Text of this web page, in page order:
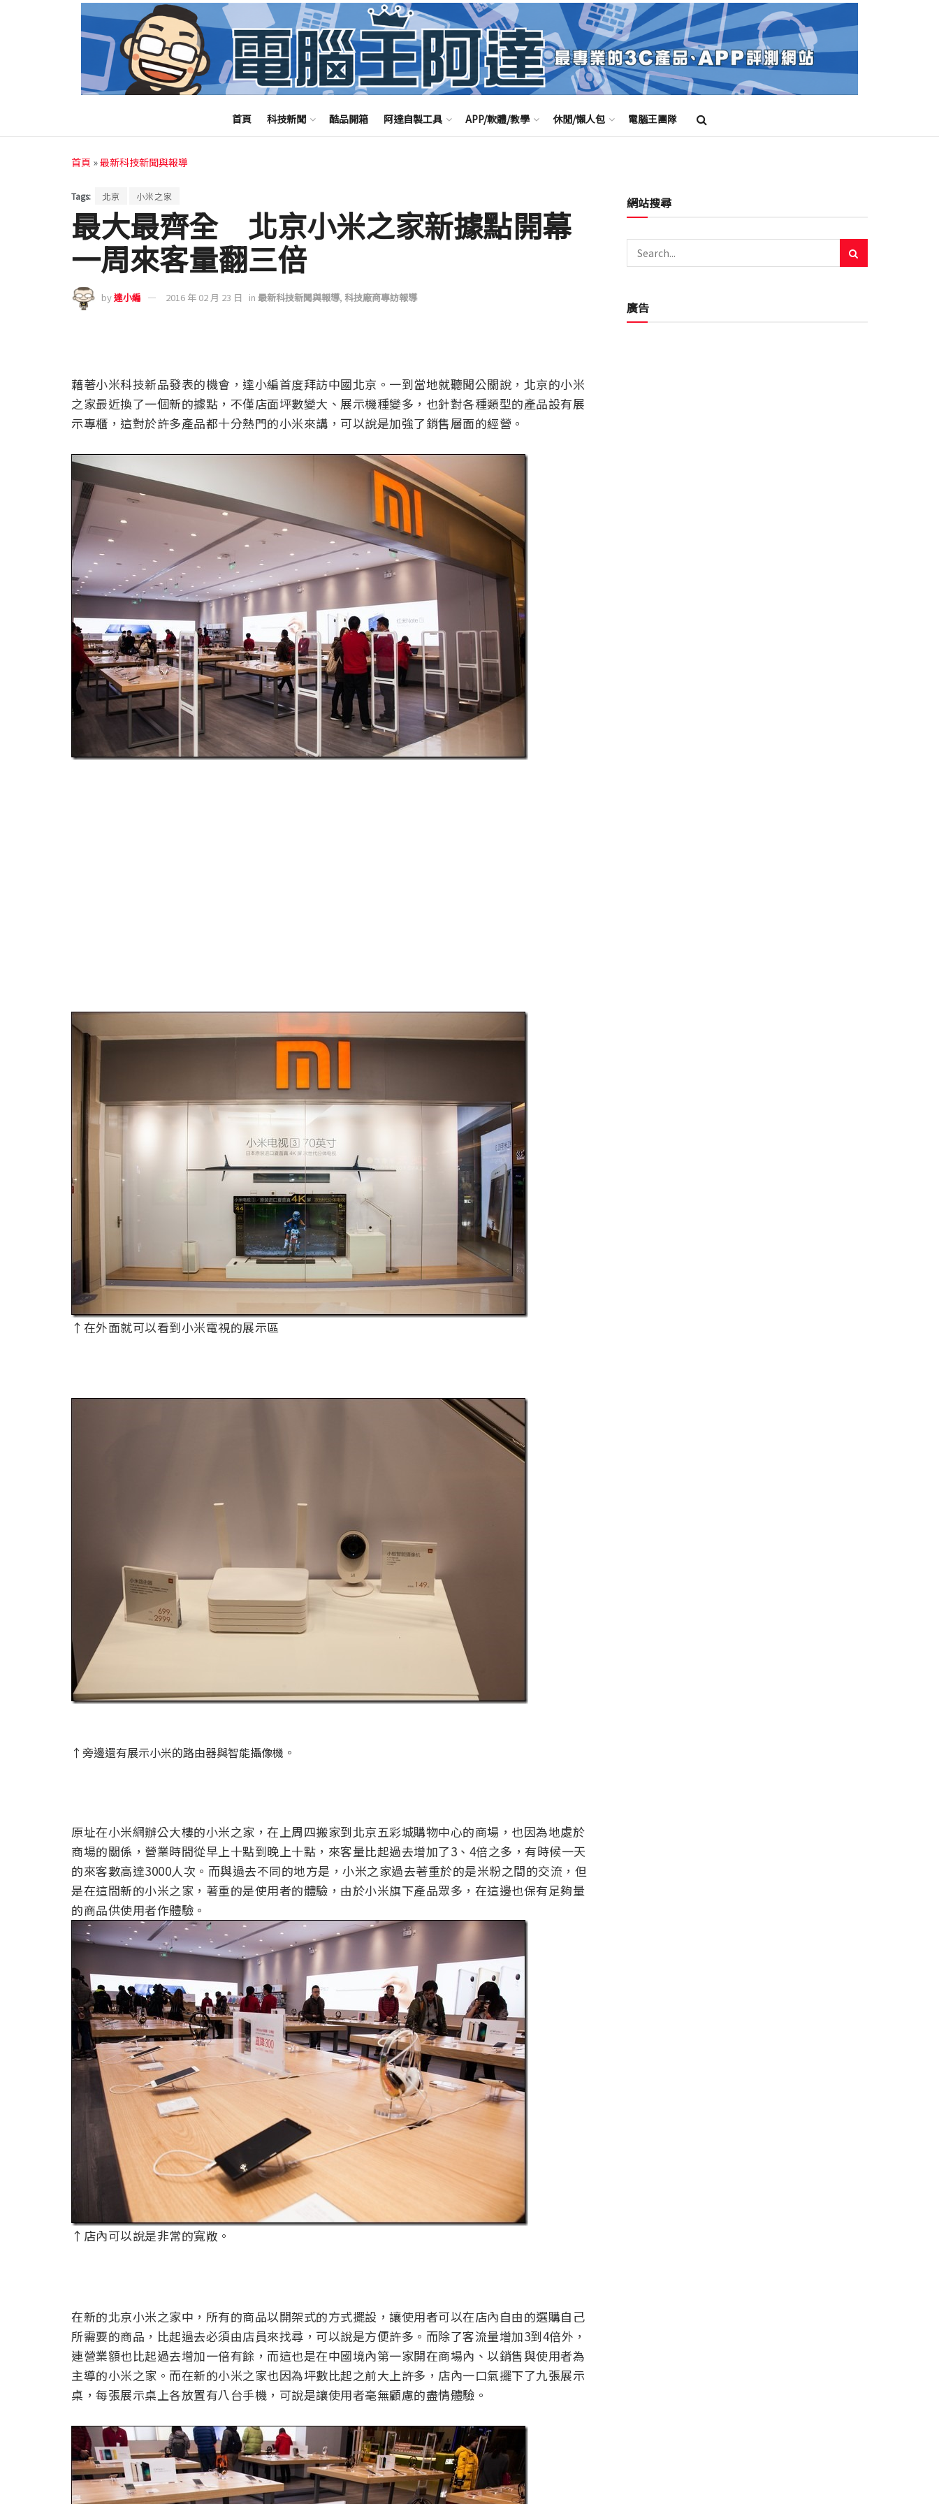
首頁 科技新聞 酷品開箱 阿達自製工具 APP/軟體/教學 休閒/懶人包 電腦王團隊
首頁 »最新科技新聞與報導
Tags: 北京 小米之家
最大最齊全 北京小米之家新據點開幕
一周來客量翻三倍
by達小編 2016 年 02 月 23 日 in 最新科技新聞與報導, 科技廠商專訪報導
藉著小米科技新品發表的機會，達小編首度拜訪中國北京。一到當地就聽聞公關說，北京的小米
之家最近換了一個新的據點，不僅店面坪數變大、展示機種變多，也針對各種類型的產品設有展
示專櫃，這對於許多產品都十分熱門的小米來講，可以說是加強了銷售層面的經營。
↑在外面就可以看到小米電視的展示區
↑旁邊還有展示小米的路由器與智能攝像機。
原址在小米網辦公大樓的小米之家，在上周四搬家到北京五彩城購物中心的商場，也因為地處於
商場的關係，營業時間從早上十點到晚上十點，來客量比起過去增加了3、4倍之多，有時候一天
的來客數高達3000人次。而與過去不同的地方是，小米之家過去著重於的是米粉之間的交流，但
是在這間新的小米之家，著重的是使用者的體驗，由於小米旗下產品眾多，在這邊也保有足夠量
的商品供使用者作體驗。
↑店內可以說是非常的寬敞。
在新的北京小米之家中，所有的商品以開架式的方式擺設，讓使用者可以在店內自由的選購自己
所需要的商品，比起過去必須由店員來找尋，可以說是方便許多。而除了客流量增加3到4倍外，
連營業額也比起過去增加一倍有餘，而這也是在中國境內第一家開在商場內、以銷售與使用者為
主導的小米之家。而在新的小米之家也因為坪數比起之前大上許多，店內一口氣擺下了九張展示
桌，每張展示桌上各放置有八台手機，可說是讓使用者毫無顧慮的盡情體驗。
網站搜尋
廣告